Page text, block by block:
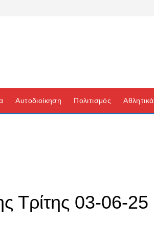
Αυτοδιοίκηση Πολιτισμός Αθλητικά
Τρίτης 03-06-25